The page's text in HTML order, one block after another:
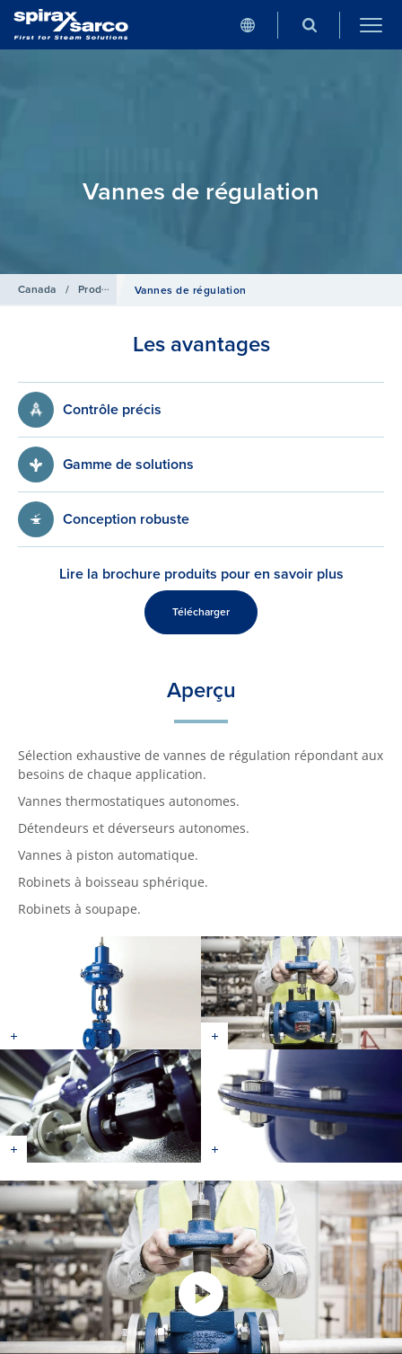
Vannes de régulation
Canada / Produits Systèmes de Régulation
Vannes de régulation
Les avantages
Contrôle précis
Gamme de solutions
Conception robuste
Lire la brochure produits pour en savoir plus
Télécharger
Aperçu
Sélection exhaustive de vannes de régulation répondant aux
besoins de chaque application.
Vannes thermostatiques autonomes.
Détendeurs et déverseurs autonomes.
Vannes à piston automatique.
Robinets à boisseau sphérique.
Robinets à soupape.